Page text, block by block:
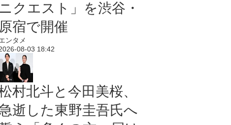
ニクエスト」を渋谷・
原宿で開催
ンタメ
08-03 18:42
村北斗と今田美桜、
逝した東野圭吾氏へ